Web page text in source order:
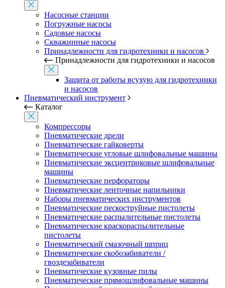
Насосные станции
Погружные насосы
Садовые насосы
Скважинные насосы
Принадлежности для гидротехники и насосов
Принадлежности для гидротехники и насосов
Защита от работы всухую для гидротехники
и насосов
Пневматический инструмент
Каталог
Компрессоры
Пневматические дрели
Пневматические гайковерты
Пневматические угловые шлифовальные машины
Пневматические эксцентриковые шлифовальные
машины
Пневматические перфораторы
Пневматические ленточные напильники
Наборы пневматических инструментов
Пневматические пескоструйные пистолеты
Пневматические распылительные пистолеты
Пневматические краскораспылительные
пистолеты
Пневматический смазочный шприц
Пневматические скобозабиватели /
гвоздезабиватели
Пневматические кузовные пилы
Пневматические прямошлифовальные машины